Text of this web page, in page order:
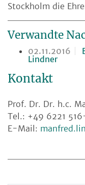
Stockholm die
Verwandte
02.11.2016
Lindner
Kontakt
Prof. Dr. Dr. h.c.
Tel.: +49 6221
E-Mail: